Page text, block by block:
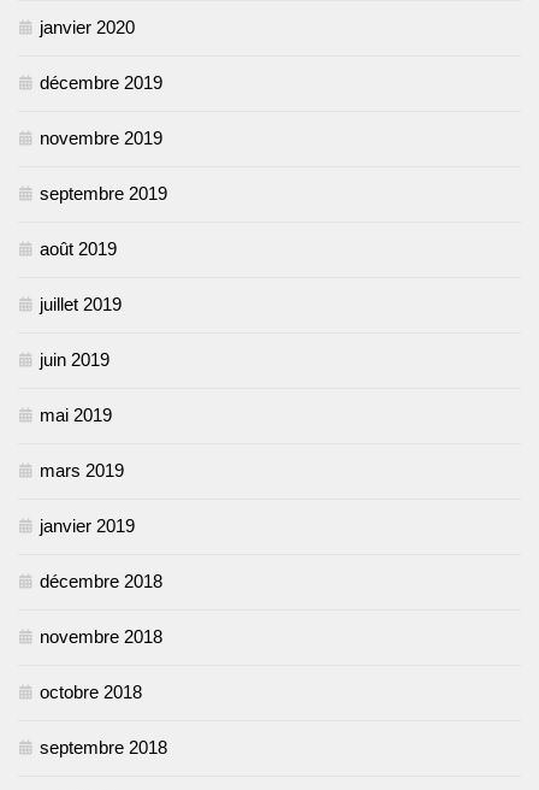
janvier 2020
décembre 2019
novembre 2019
septembre 2019
août 2019
juillet 2019
juin 2019
mai 2019
mars 2019
janvier 2019
décembre 2018
novembre 2018
octobre 2018
septembre 2018